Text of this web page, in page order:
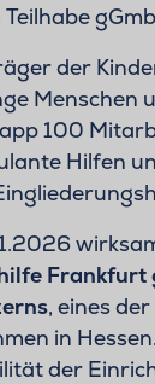
der
Menschen
100
Hilfen
Frankfurt
, eines
in
der